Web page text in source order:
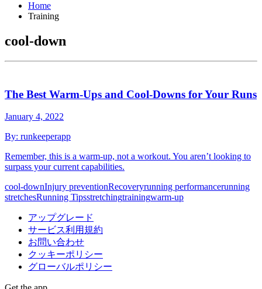
Home
Training
cool-down
The Best Warm-Ups and Cool-Downs for Your Runs
January 4, 2022
By: runkeeperapp
Remember, this is a warm-up, not a workout. You aren’t looking to
surpass your current capabilities.
cool-downInjury preventionRecoveryrunning performancerunning
stretchesRunning Tipsstretchingtrainingwarm-up
アップグレード
サービス利用規約
お問い合わせ
クッキーポリシー
グローバルポリシー